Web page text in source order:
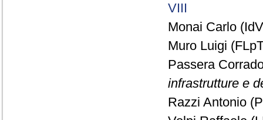
VIII
Monai Carlo
Muro Luigi
Passera
infrastrutture e
Razzi Antonio